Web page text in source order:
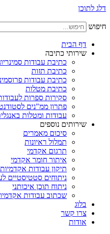
דלג לתוכן
חיפוש
דף הבית
שירותי כתיבה
כתיבת עבודות
כתיבת תזות
כתיבת עבודות
כתיבת מטלות
סקירות ספרות
פתרון ממ"נים
עבודות ומטלות
שירותים נוספים
סיכום מאמרים
תמלול ראיונות
תרגום אקדמי
איתור חומר אקדמי
תיקון עבודות אקדמיות
ניתוחים סטטיסטיים
ניתוח תוכן איכותני
שכתוב עבודות
בלוג
צרו קשר
אודות